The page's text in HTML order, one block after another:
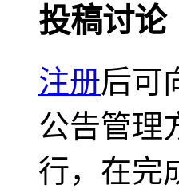
投稿讨论
注册后可
公告管理
行，在完